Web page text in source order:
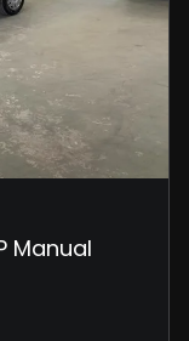
Manual